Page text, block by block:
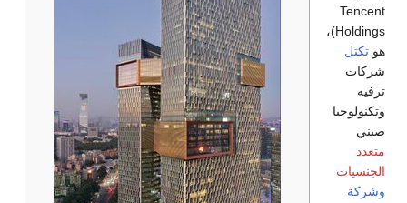
Tencent
Holdings)،
هو تكتل
شركات
ترفيه
وتكنولوجيا
صيني
متعدد
الجنسيات
وشركة